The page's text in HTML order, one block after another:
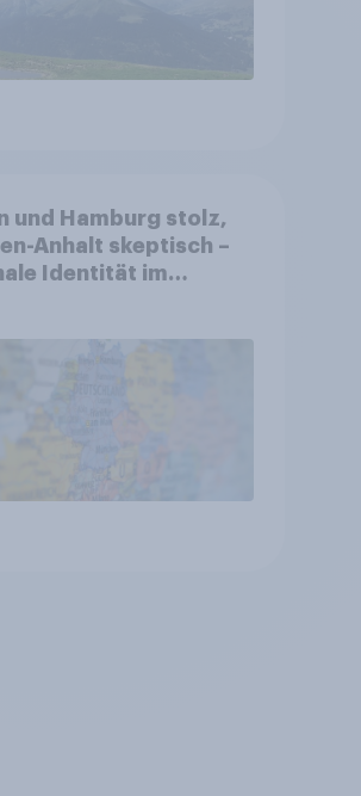
und Hamburg stolz,
Anhalt skeptisch –
Identität im